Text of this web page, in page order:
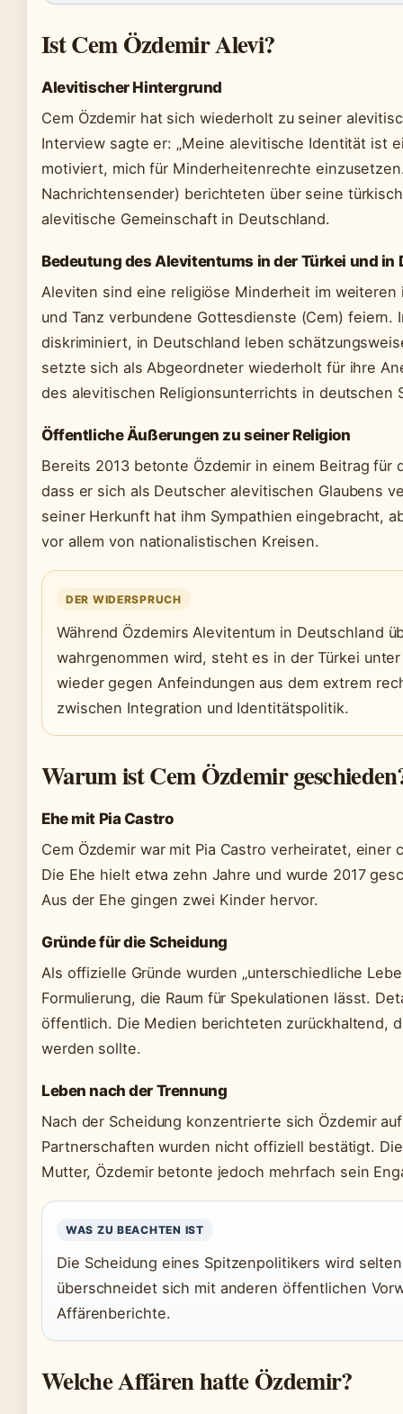
Ist Cem Özdemir Alevi?
Alevitischer Hintergrund
Cem Özdemir hat sich wiederholt zu seiner
Interview sagte er: „Meine alevitische Identität ist
motiviert, mich für Minderheitenrechte
Nachrichtensender) berichteten über seine
alevitische Gemeinschaft in Deutschland.
Bedeutung des Alevitentums in der Türkei und in
Aleviten sind eine religiöse Minderheit im
und Tanz verbundene Gottesdienste (Cem) feiern.
diskriminiert, in Deutschland leben
setzte sich als Abgeordneter wiederholt für ihre
des alevitischen Religionsunterrichts in deutschen
Öffentliche Äußerungen zu seiner Religion
Bereits 2013 betonte Özdemir in einem Beitrag für
dass er sich als Deutscher alevitischen Glaubens
seiner Herkunft hat ihm Sympathien eingebracht,
vor allem von nationalistischen Kreisen.
DER WIDERSPRUCH
Während Özdemirs Alevitentum in Deutschland
wahrgenommen wird, steht es in der Türkei
wieder gegen Anfeindungen aus dem extrem
zwischen Integration und Identitätspolitik.
Warum ist Cem Özdemir
Ehe mit Pia Castro
Cem Özdemir war mit Pia Castro verheiratet, einer
Die Ehe hielt etwa zehn Jahre und wurde 2017
Aus der Ehe gingen zwei Kinder hervor.
Gründe für die Scheidung
Als offizielle Gründe wurden „unterschiedliche
Formulierung, die Raum für Spekulationen lässt.
öffentlich. Die Medien berichteten zurückhaltend,
werden sollte.
Leben nach der Trennung
Nach der Scheidung konzentrierte sich Özdemir
Partnerschaften wurden nicht offiziell bestätigt.
Mutter, Özdemir betonte jedoch mehrfach sein
WAS ZU BEACHTEN IST
Die Scheidung eines Spitzenpolitikers wird
überschneidet sich mit anderen öffentlichen
Affärenberichte.
Welche Affären hatte Özdemir?